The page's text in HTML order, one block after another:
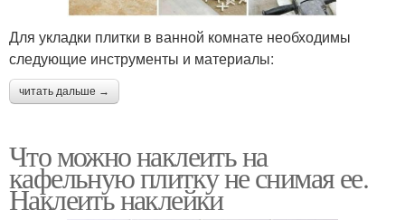
Для укладки плитки в ванной комнате необходимы
следующие инструменты и материалы:
читать дальше →
Что можно наклеить на
кафельную плитку не снимая ее.
Наклеить наклейки